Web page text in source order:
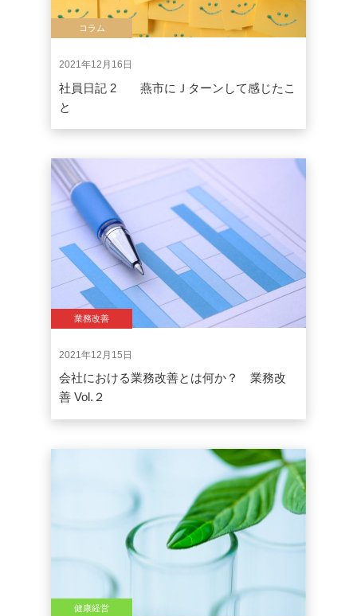
コラム
2021年12月16日
社員日記 2 燕市にＪターンして感じたこ
と
業務改善
2021年12月15日
会社における業務改善とは何か？ 業務改
善 Vol.２
健康経営